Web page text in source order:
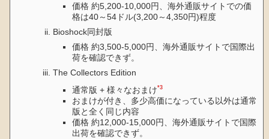
価格 約5,200-10,000円、海外通販サイトでの価
格は40～54ドル(3,200～4,350円)程度
Bioshock同封版
価格 約3,500-5,000円、海外通販サイトで国際出
荷を確認できず。
The Collectors Edition
通常版 + 様々なおまけ*3
おまけが付き、多少高価になっている以外は通常
版と全く同じ内容
価格 約12,000-15,000円、海外通販サイトで国際
出荷を確認できず。